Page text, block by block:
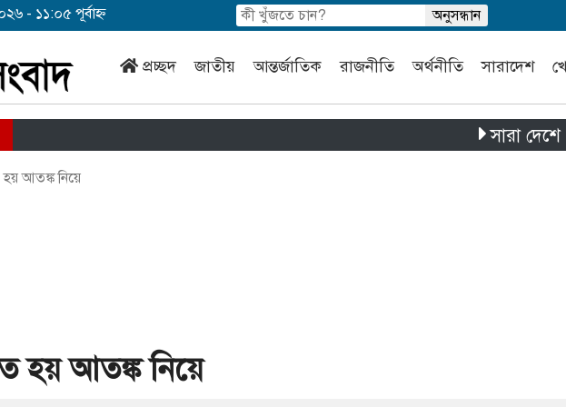
- ১১:০৫ পূর্বাহ্ন
প্রচ্ছদ জাতীয় আন্তর্জাতিক রাজনীতি অর্থনীতি সারাদেশ
সারা দেশে পৃথক
আতঙ্ক নিয়ে
হয় আতঙ্ক নিয়ে